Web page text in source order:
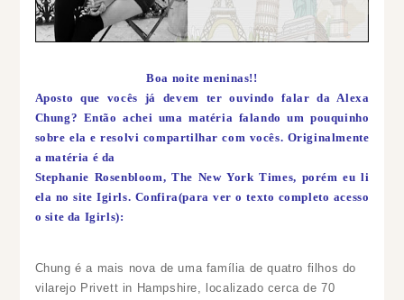
Boa noite meninas!!
Aposto que vocês já devem ter ouvindo falar da Alexa
Chung? Então achei uma matéria falando um pouquinho
sobre ela e resolvi compartilhar com vocês. Originalmente
a matéria é da
Stephanie Rosenbloom, The New York Times, porém eu li
ela no site Igirls. Confira(para ver o texto completo acesso
o site da Igirls):
Chung é a mais nova de uma família de quatro filhos do
vilarejo Privett in Hampshire, localizado cerca de 70